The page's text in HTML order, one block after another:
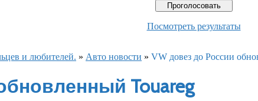
Посмотреть результаты
и любителей. » Авто новости » VW довез до России
Touareg